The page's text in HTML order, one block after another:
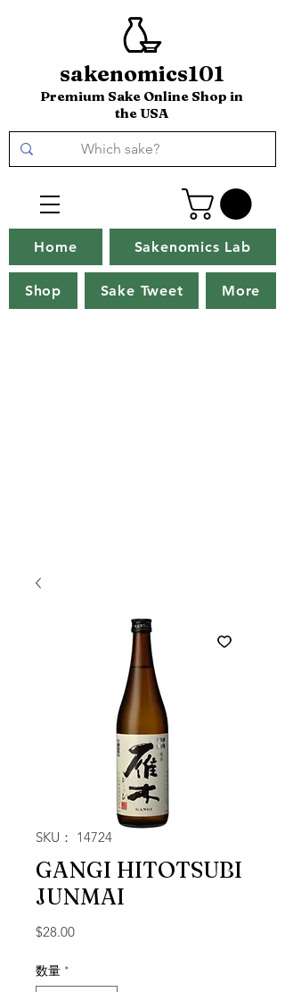
sakenomics101
Premium Sake Online Shop in
the USA
Home Sakenomics Lab
Shop Sake Tweet More
SKU： 14724
GANGI HITOTSUBI
JUNMAI
$28.00価格
数量 *